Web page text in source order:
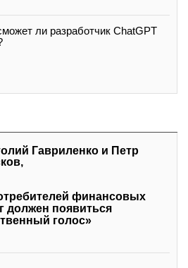
ли разработчик ChatGPT
Гавриленко и Петр
финансовых
должен появиться
голос»